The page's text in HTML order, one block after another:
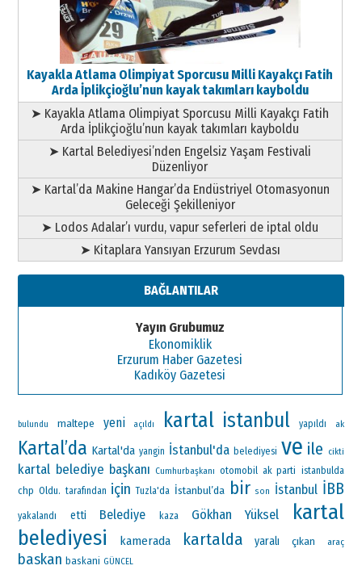
Kayakla Atlama Olimpiyat Sporcusu Milli Kayakçı Fatih
Arda İplikçioğlu’nun kayak takımları kayboldu
➤ Kayakla Atlama Olimpiyat Sporcusu Milli Kayakçı Fatih
Arda İplikçioğlu’nun kayak takımları kayboldu
➤ Kartal Belediyesi’nden Engelsiz Yaşam Festivali
Düzenliyor
➤ Kartal’da Makine Hangar’da Endüstriyel Otomasyonun
Geleceği Şekilleniyor
➤ Lodos Adalar’ı vurdu, vapur seferleri de iptal oldu
➤ Kitaplara Yansıyan Erzurum Sevdası
BAĞLANTILAR
Yayın Grubumuz
Ekonomiklik
Erzurum Haber Gazetesi
Kadıköy Gazetesi
bulundu maltepe yeni açıldı kartal istanbul yapıldı ak
Kartal’da Kartal'da yangin İstanbul'da belediyesi ve ile cikti
kartal belediye başkanı Cumhurbaşkanı otomobil ak parti istanbulda
chp Oldu. tarafından için Tuzla'da İstanbul’da bir son İstanbul İBB
yakalandı etti Belediye kaza Gökhan Yüksel
kartal
belediyesi
kamerada kartalda yaralı çıkan araç
baskan baskani GÜNCEL